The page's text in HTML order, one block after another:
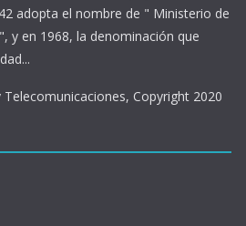
adopta el nombre de " Ministerio de
y en 1968, la denominación que
Copyright 2020